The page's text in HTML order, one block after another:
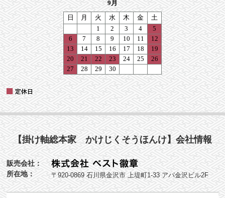
【掛け軸総本家 かけじくそうほんけ】会社情報
販売会社：
所在地：
〒920-0869 石川県金沢市 上堤町1-33 アパ金沢ビル2F